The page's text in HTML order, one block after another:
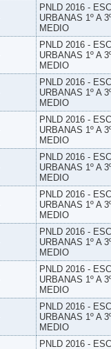
PNLD 2016 -
URBANAS 1º A
MEDIO
PNLD 2016 -
URBANAS 1º A
MEDIO
PNLD 2016 -
URBANAS 1º A
MEDIO
PNLD 2016 -
URBANAS 1º A
MEDIO
PNLD 2016 -
URBANAS 1º A
MEDIO
PNLD 2016 -
URBANAS 1º A
MEDIO
PNLD 2016 -
URBANAS 1º A
MEDIO
PNLD 2016 -
URBANAS 1º A
MEDIO
PNLD 2016 -
URBANAS 1º A
MEDIO
PNLD 2016 -